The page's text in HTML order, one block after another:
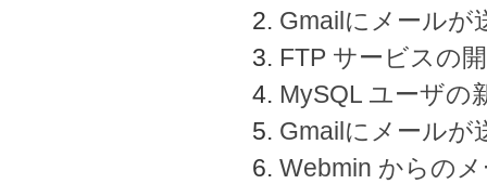
Gmailにメールが
FTP サービスの
MySQL ユーザの
Gmailにメールが
Webmin からの